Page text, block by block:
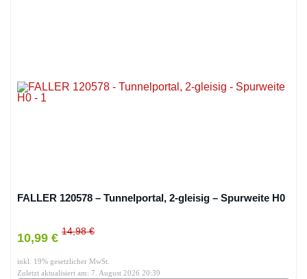
FALLER 120578 – Tunnelportal, 2-gleisig – Spurweite H0
10,99 € 14,98 €
inkl. 19% gesetzlicher MwSt.
Zuletzt aktualisiert am: 7. August 2026 20:39